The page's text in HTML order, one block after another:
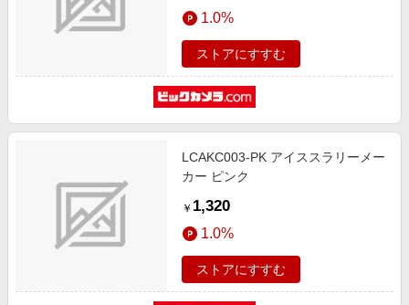
1.0%
ストアにすすむ
LCAKC003-PK アイススラリーメー
カー ピンク
￥ 1,320
1.0%
ストアにすすむ